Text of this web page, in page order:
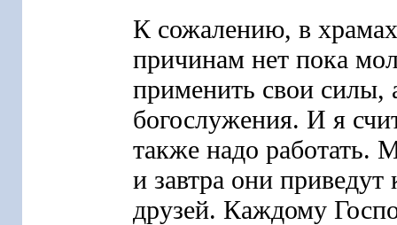
К сожалению, в
причинам нет пока
применить свои силы,
богослужения. И я
также надо работать.
и завтра они приведут
друзей. Каждому